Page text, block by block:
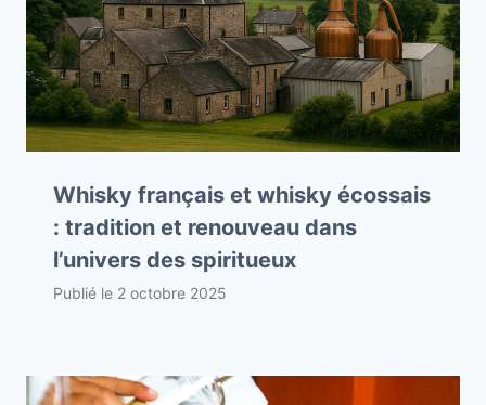
Whisky français et whisky écossais
: tradition et renouveau dans
l’univers des spiritueux
Publié le 2 octobre 2025